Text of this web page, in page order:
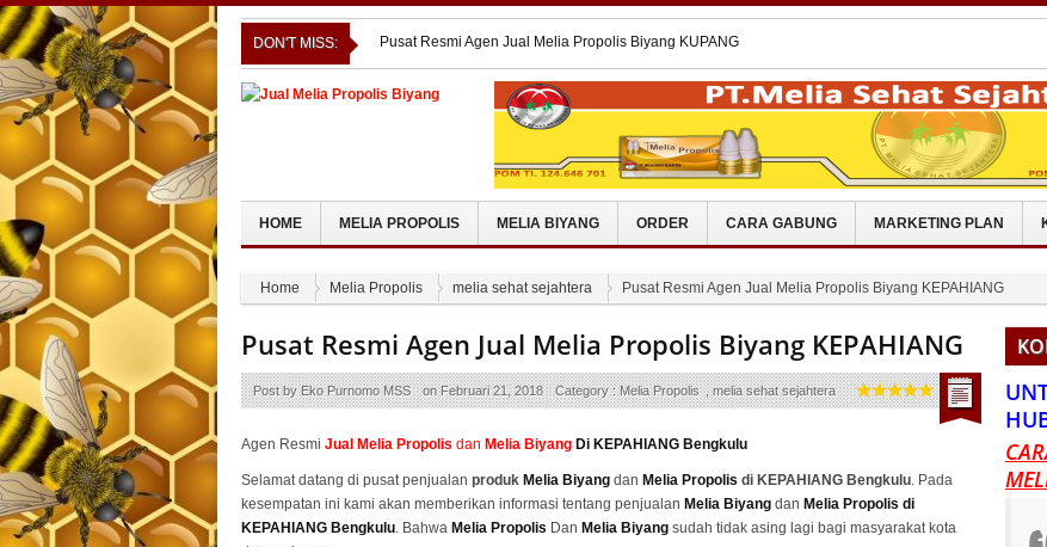
DON'T MISS:
Pusat Resmi Agen Jual Melia Propolis Biyang TOJO UNA
UNA
Pusat Resmi Agen Jual Melia Propolis Biyang GROGOL
PETAMBURAN
Tips Cantik Alami Dengan Melia Sc Cleanser
Pusat Resmi Agen Jual Melia Propolis Biyang MAMASA
Pusat Resmi Agen Jual Melia Propolis Biyang KUPANG
HOME MELIA PROPOLIS MELIA BIYANG ORDER CARA GABUNG MARKETING PLAN
Home Melia Propolis melia sehat sejahtera Pusat Resmi Agen Jual Melia Propolis Biyang KEPAHIANG
Pusat Resmi Agen Jual Melia Propolis Biyang KEPAHIANG
Post byEko Purnomo MSS onFebruari 21, 2018 Category :Melia Propolis ,melia sehat sejahtera
Agen Resmi Jual Melia Propolis dan Melia Biyang Di KEPAHIANG Bengkulu
Selamat datang di pusat penjualan produk Melia Biyang dan Melia Propolis di KEPAHIANG Bengkulu. Pada
kesempatan ini kami akan memberikan informasi tentang penjualan Melia Biyang dan Melia Propolis di
KEPAHIANG Bengkulu. Bahwa Melia Propolis Dan Melia Biyang sudah tidak asing lagi bagi masyarakat kota